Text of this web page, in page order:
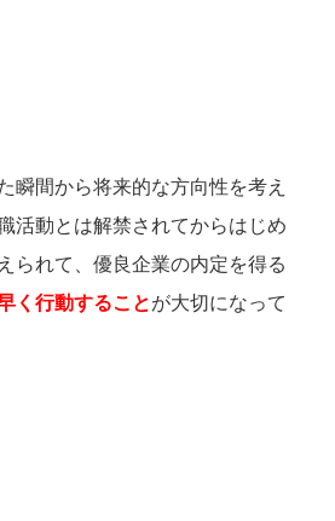
瞬間から将来的な方向性を考え
活動とは解禁されてからはじめ
られて、優良企業の内定を得る
く行動することが大切になって